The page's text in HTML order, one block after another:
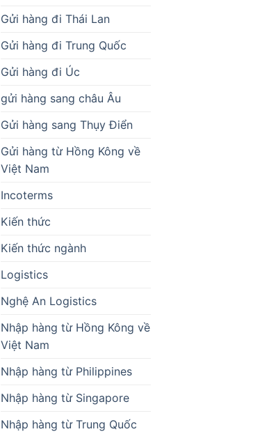
Gửi hàng đi Thái Lan
Gửi hàng đi Trung Quốc
Gửi hàng đi Úc
gửi hàng sang châu Âu
Gửi hàng sang Thụy Điển
Gửi hàng từ Hồng Kông về
Việt Nam
Incoterms
Kiến thức
Kiến thức ngành
Logistics
Nghệ An Logistics
Nhập hàng từ Hồng Kông về
Việt Nam
Nhập hàng từ Philippines
Nhập hàng từ Singapore
Nhập hàng từ Trung Quốc